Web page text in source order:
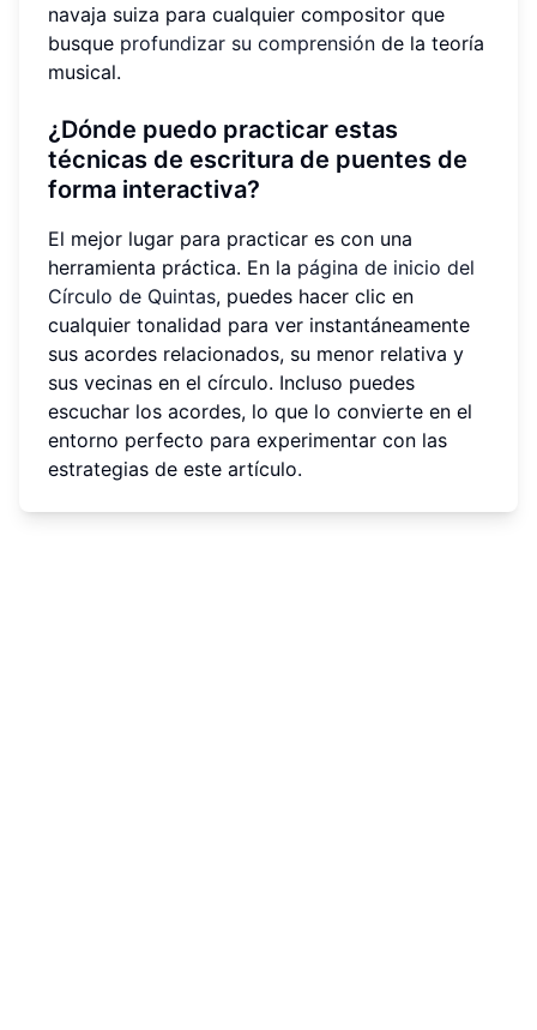
navaja suiza para cualquier compositor que
busque profundizar su comprensión de la teoría
musical.
¿Dónde puedo practicar estas
técnicas de escritura de puentes de
forma interactiva?
El mejor lugar para practicar es con una
herramienta práctica. En la página de inicio del
Círculo de Quintas, puedes hacer clic en
cualquier tonalidad para ver instantáneamente
sus acordes relacionados, su menor relativa y
sus vecinas en el círculo. Incluso puedes
escuchar los acordes, lo que lo convierte en el
entorno perfecto para experimentar con las
estrategias de este artículo.